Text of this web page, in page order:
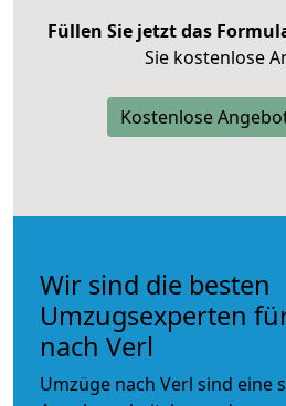
Füllen Sie jetzt das
Sie kostenlose
Kostenlose
Wir sind die besten
Umzugsexperten
nach Verl
Umzüge nach Verl sind eine